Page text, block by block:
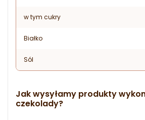
w tym cukry
Białko
Sól
Jak wysyłamy produkty
czekolady?